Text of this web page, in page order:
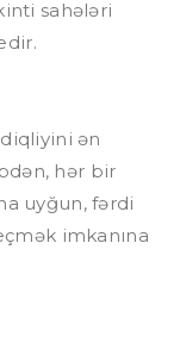
sahələri
ən
hər bir
uyğun, fərdi
imkanına